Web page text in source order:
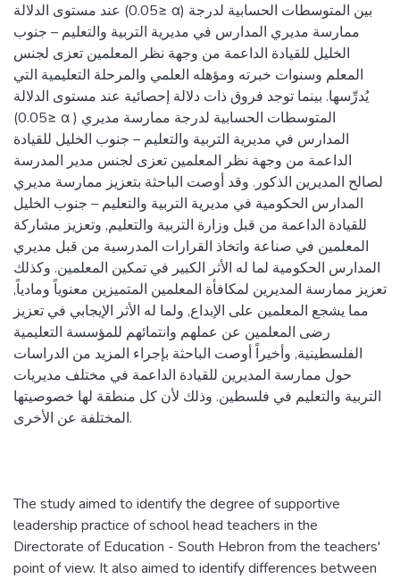
عند مستوى الدلالة (0.05≥ α) بين المتوسطات الحسابية لدرجة
ممارسة مديري المدارس في مديرية التربية والتعليم – جنوب
الخليل للقيادة الداعمة من وجهة نظر المعلمين تعزى لجنس
المعلم وسنوات خبرته ومؤهله العلمي والمرحلة التعليمية التي
يُدرِّسها. بينما توجد فروق ذات دلالة إحصائية عند مستوى الدلالة
(0.05≥ α ) المتوسطات الحسابية لدرجة ممارسة مديري
المدارس في مديرية التربية والتعليم – جنوب الخليل للقيادة
الداعمة من وجهة نظر المعلمين تعزى لجنس مدير المدرسة
لصالح المديرين الذكور. وقد أوصت الباحثة بتعزيز ممارسة مديري
المدارس الحكومية في مديرية التربية والتعليم – جنوب الخليل
للقيادة الداعمة من قبل وزارة التربية والتعليم, وتعزيز مشاركة
المعلمين في صناعة واتخاذ القرارات المدرسية من قبل مديري
المدارس الحكومية لما له الأثر الكبير في تمكين المعلمين. وكذلك
تعزيز ممارسة المديرين لمكافأة المعلمين المتميزين معنوياً ومادياً,
مما يشجع المعلمين على الإبداع, ولما له الأثر الإيجابي في تعزيز
رضى المعلمين عن عملهم وانتمائهم للمؤسسة التعليمية
الفلسطينية, وأخيراً أوصت الباحثة بإجراء المزيد من الدراسات
حول ممارسة المديرين للقيادة الداعمة في مختلف مديريات
التربية والتعليم في فلسطين. وذلك لأن كل منطقة لها خصوصيتها
المختلفة عن الأخرى.
The study aimed to identify the degree of supportive
leadership practice of school head teachers in the
Directorate of Education - South Hebron from the teachers'
point of view. It also aimed to identify differences between